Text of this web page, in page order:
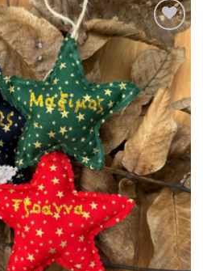
Πρόσθήκη
στην
λίστα
επιθυμιών